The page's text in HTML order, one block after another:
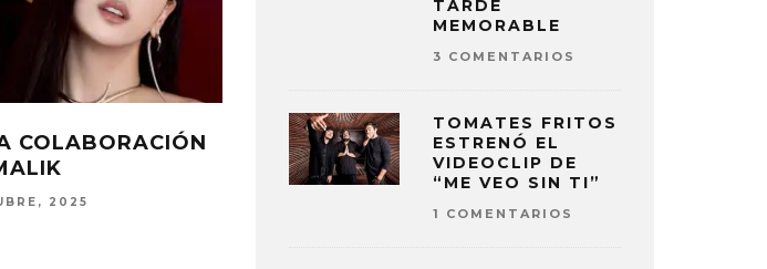
JADE PUBLICA NUEVO EL SINGLE
‘PLASTIC BOX’
ELIZA PÉREZ
TARDE
MEMORABLE
3 COMENTARIOS
TOMATES FRITOS
ESTRENÓ EL
VIDEOCLIP DE
“ME VEO SIN TI”
1 COMENTARIOS